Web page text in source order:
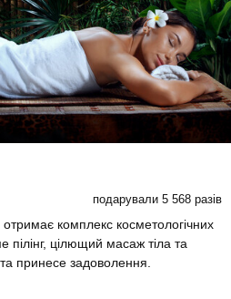
подарували 5 568 разів
комплекс косметологічних
пілінг, цілющий масаж тіла та
принесе задоволення.